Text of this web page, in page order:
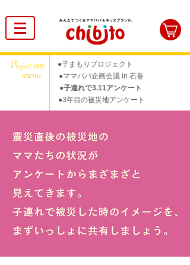
●子まもりプロジェクト
●ママパパ企画会議 in 石巻
●子連れで3.11アンケート
●3年目の被災地アンケート